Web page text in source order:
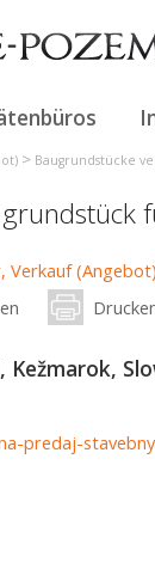
> Baugrundstücke
Kežmarok,
predaj-